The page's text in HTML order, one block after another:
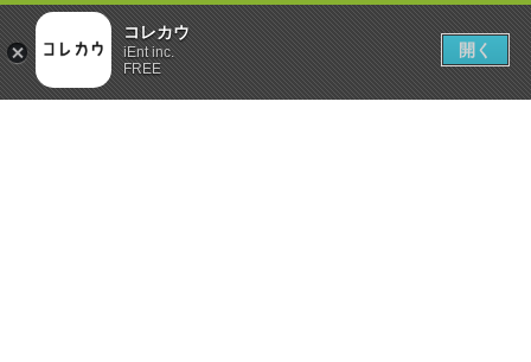
コレカウ
iEnt inc.
FREE
開く